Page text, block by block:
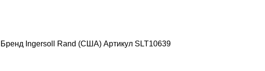
Ingersoll Rand (США) Артикул SLT10639